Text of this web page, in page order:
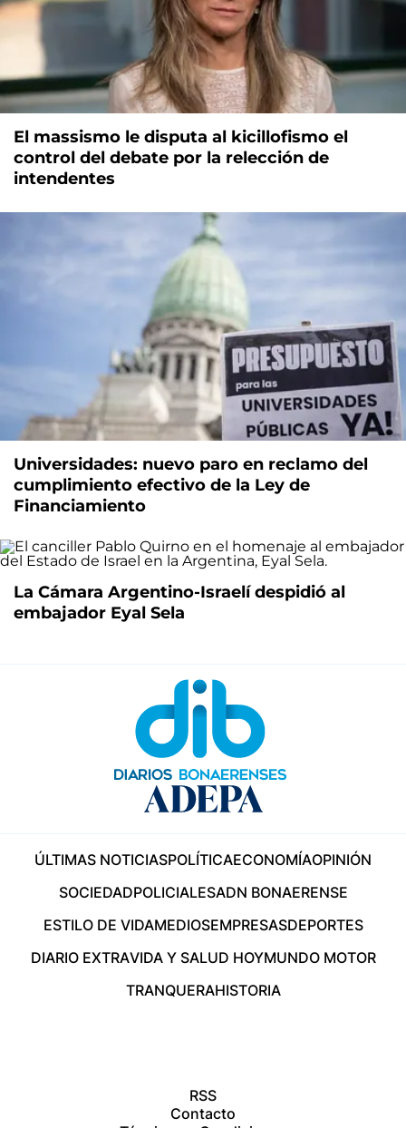
El massismo le disputa al kicillofismo el
control del debate por la relección de
intendentes
Universidades: nuevo paro en reclamo del
cumplimiento efectivo de la Ley de
Financiamiento
La Cámara Argentino-Israelí despidió al
embajador Eyal Sela
ÚLTIMAS NOTICIASPOLÍTICAECONOMÍAOPINIÓN
SOCIEDADPOLICIALESADN BONAERENSE
ESTILO DE VIDAMEDIOSEMPRESASDEPORTES
DIARIO EXTRAVIDA Y SALUD HOYMUNDO MOTOR
TRANQUERAHISTORIA
RSS
Contacto